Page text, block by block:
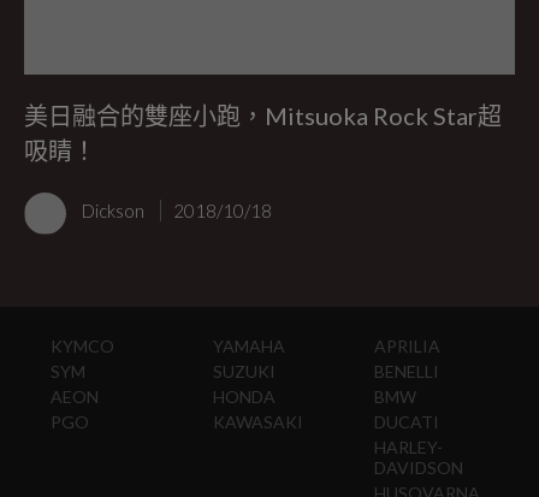
美日融合的雙座小跑，Mitsuoka Rock Star超
吸睛！
Dickson 2018/10/18
KYMCO
SYM
AEON
PGO
YAMAHA
SUZUKI
HONDA
KAWASAKI
APRILIA
BENELLI
BMW
DUCATI
HARLEY-
DAVIDSON